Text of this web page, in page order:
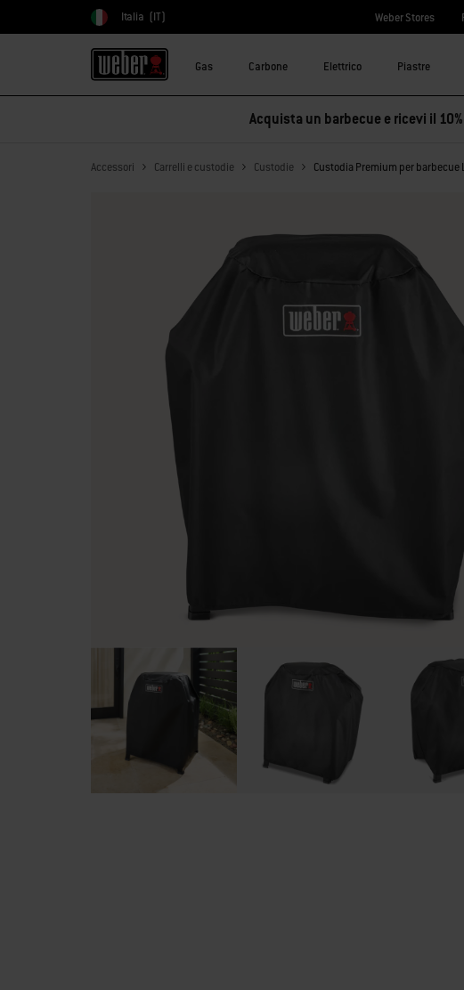
Scegli paese
Italia (IT) Weber Stores
Gas Carbone Elettrico Piastre
Acquista un barbecue e ricevi il
Accessori Carrelli e custodie Custodie Custodia Premium per